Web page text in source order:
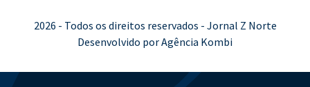
2026 - Todos os direitos reservados - Jornal Z Norte
Desenvolvido por Agência Kombi